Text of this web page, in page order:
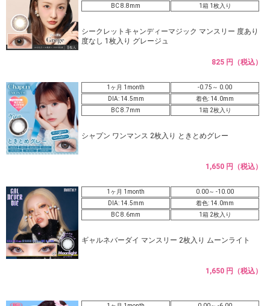
BC 8.8mm
1箱 1枚入り
シークレットキャンディーマジック マンスリー 度あり
度なし 1枚入り グレージュ
825 円（税込）
1ヶ月 1month
-0.75～ 0.00
DIA: 14.5mm
着色: 14.0mm
BC 8.7mm
1箱 2枚入り
シャプン ワンマンス 2枚入り ときとめグレー
1,650 円（税込）
1ヶ月 1month
0.00～ -10.00
DIA: 14.5mm
着色: 14.0mm
BC 8.6mm
1箱 2枚入り
ギャルネバーダイ マンスリー 2枚入り ムーンライト
1,650 円（税込）